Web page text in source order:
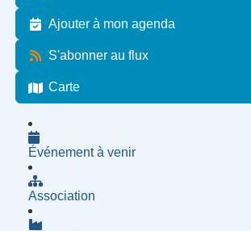
Ajouter à mon agenda
S'abonner au flux
Carte
Événement à venir
Association